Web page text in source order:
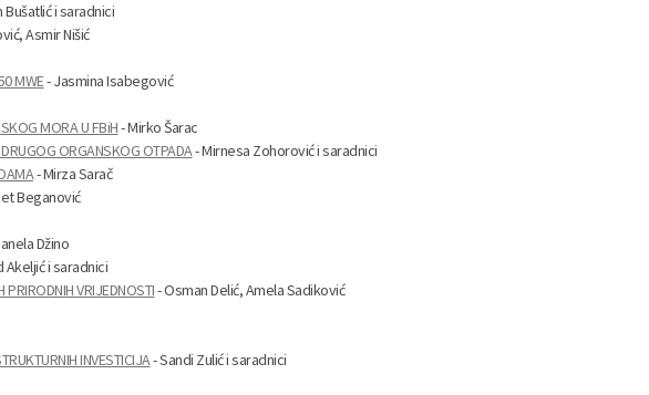
Bušatlić i saradnici
Asmir Nišić
MWE- Jasmina Isabegović
MORA U FBiH- Mirko Šarac
ORGANSKOG OTPADA- Mirnesa Zohorović i saradnici
- Mirza Sarač
Beganović
Džino
Akeljić i saradnici
PRIRODNIH VRIJEDNOSTI- Osman Delić, Amela Sadiković
INVESTICIJA- Sandi Zulić i saradnici